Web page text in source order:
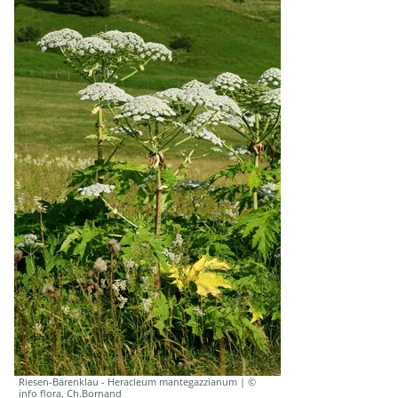
Riesen-Bärenklau - Heracleum mantegazzianum | ©
info flora, Ch.Bornand